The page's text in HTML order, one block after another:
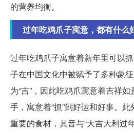
的营养均衡。
过年吃鸡爪子寓意，都有什么
过年吃鸡爪子寓意着新年里可以
子在中国文化中被赋予了多种象
为“吉”，因此吃鸡爪寓意着吉祥
手，寓意着“抓”到好运和好事。
重要的食材，其音与“大吉大利过